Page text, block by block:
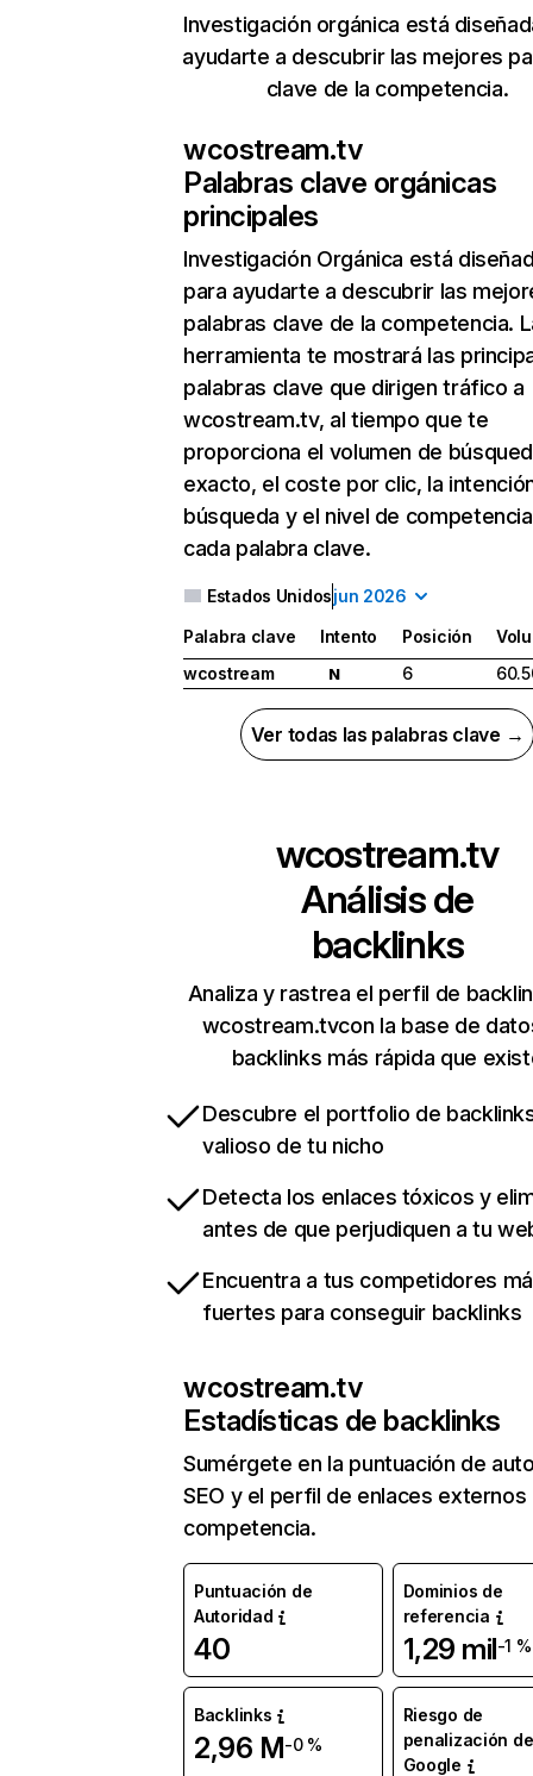
Investigación orgánica está
ayudarte a descubrir las mejores
clave de la competencia.
wcostream.tv
Palabras clave orgánicas
principales
Investigación Orgánica está
para ayudarte a descubrir las
palabras clave de la competencia.
herramienta te mostrará las
palabras clave que dirigen tráfico a
wcostream.tv, al tiempo que te
proporciona el volumen de
exacto, el coste por clic, la
búsqueda y el nivel de
cada palabra clave.
Estados Unidosjun 2026
Palabra clave Intento Posición
wcostream
N 6
Ver todas las palabras clave →
wcostream.tv
Análisis de
backlinks
Analiza y rastrea el perfil de
wcostream.tvcon la base de
backlinks más rápida que
Descubre el portfolio de
valioso de tu nicho
Detecta los enlaces tóxicos y
antes de que perjudiquen a tu
Encuentra a tus competidores
fuertes para conseguir backlinks
wcostream.tv
Estadísticas de backlinks
Sumérgete en la puntuación de
SEO y el perfil de enlaces externos
competencia.
Puntuación de
Autoridad
40
Dominios de
referencia
1,29 mil-1 %
Backlinks
2,96 M-0 %
Riesgo de
penalización de
Google